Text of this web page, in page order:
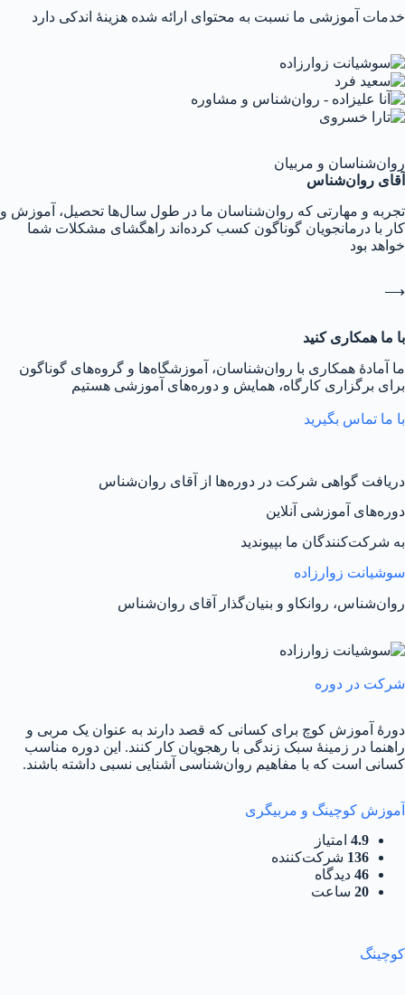
خدمات آموزشی ما نسبت به محتوای ارائه شده هزینهٔ اندکی دارد
روان‌شناسان و مربیان
آقای روان‌شناس
تجربه و مهارتی که روان‌شناسان ما در طول سال‌ها تحصیل، آموزش و
کار با درمانجویان گوناگون کسب کرده‌اند راهگشای مشکلات شما
خواهد بود
⟶
با ما همکاری کنید
ما آمادهٔ همکاری با روان‌شناسان، آموزشگاه‌ها و گروه‌های گوناگون
برای برگزاری کارگاه، همایش و دوره‌های آموزشی هستیم
با ما تماس بگیرید
دریافت گواهی شرکت در دوره‌ها از آقای روان‌شناس
دوره‌های آموزشی آنلاین
به شرکت‌کنندگان ما بپیوندید
سوشیانت زوارزاده
روان‌شناس، روانکاو و بنیان‌گذار آقای روان‌شناس
شرکت در دوره
دورهٔ آموزش کوچ برای کسانی که قصد دارند به عنوان یک مربی و
راهنما در زمینهٔ سبک زندگی با رهجویان کار کنند. این دوره مناسب
کسانی است که با مفاهیم روان‌شناسی آشنایی نسبی داشته باشند.
آموزش کوچینگ و مربیگری
4.9 امتیاز
136 شرکت‌کننده
46 دیدگاه
20 ساعت
کوچینگ